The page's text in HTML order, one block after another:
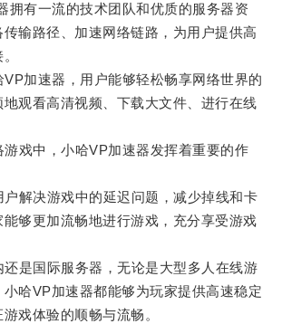
有一流的技术团队和优质的服务器资
输路径、加速网络链路，为用户提供高
加速器，用户能够轻松畅享网络世界的
观看高清视频、下载大文件、进行在线
中，小哈VP加速器发挥着重要的作
决游戏中的延迟问题，减少掉线和卡
够更加流畅地进行游戏，充分享受游戏
国际服务器，无论是大型多人在线游
哈VP加速器都能够为玩家提供高速稳定
戏体验的顺畅与流畅。